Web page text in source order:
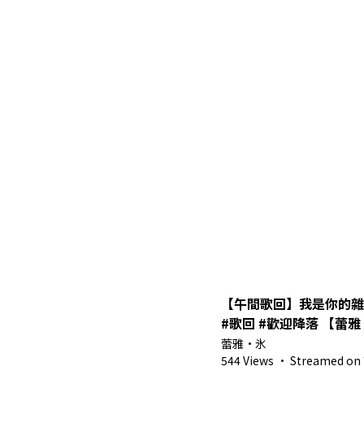
【午間歌回】我是你的
#歌回 #
蕾雅・氷
544 Views · Streamed on